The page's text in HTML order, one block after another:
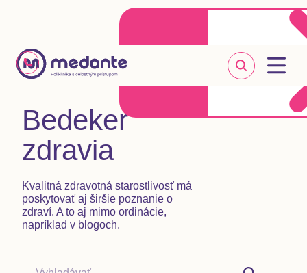
Klientske centrum
+421 2 20 302 303
Bedeker
zdravia
Kvalitná zdravotná starostlivosť má
poskytovať aj širšie poznanie o
zdraví. A to aj mimo ordinácie,
napríklad v blogoch.